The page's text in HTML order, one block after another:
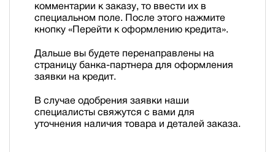
комментарии к заказу, то ввести их в
специальном поле. После этого нажмите
кнопку «Перейти к оформлению кредита».
Дальше вы будете перенаправлены на
страницу банка-партнера для оформления
заявки на кредит.
В случае одобрения заявки наши
специалисты свяжутся с вами для
уточнения наличия товара и деталей заказа.